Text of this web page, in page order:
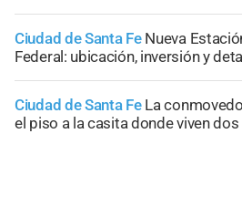
Ciudad de Santa Fe Nueva
Federal: ubicación, inversión y
Ciudad de Santa Fe La
el piso a la casita donde viven